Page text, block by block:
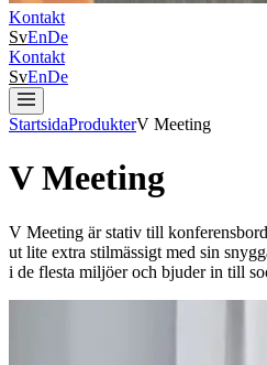
Kontakt
SvEnDe
Kontakt
SvEnDe
StartsidaProdukterV Meeting
V Meeting
V Meeting är stativ till
ut lite extra stilmässigt med sin
i de flesta miljöer och bjuder in till